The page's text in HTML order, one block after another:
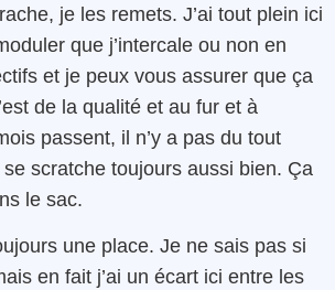
je les remets. J’ai tout plein ici
que j’intercale ou non en
et je peux vous assurer que ça
de la qualité et au fur et à
passent, il n’y a pas du tout
scratche toujours aussi bien. Ça
le sac.
une place. Je ne sais pas si
en fait j’ai un écart ici entre les